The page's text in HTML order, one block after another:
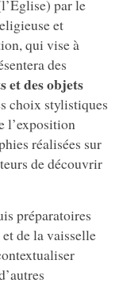
par le
et
qui vise à
des
et des objets
choix stylistiques
l’exposition
réalisées sur
de découvrir
préparatoires
de la vaisselle